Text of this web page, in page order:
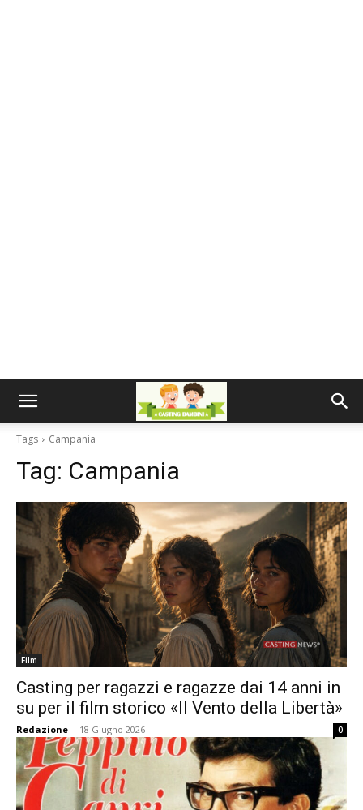
Tags Campania
Tag: Campania
Film
Casting per ragazzi e ragazze dai 14 anni in
su per il film storico «Il Vento della Libertà»
Redazione - 18 Giugno 2026 0